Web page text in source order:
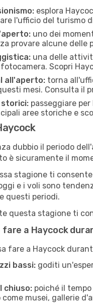
esplora
l'ufficio del turismo
uno dei
provare alcune delle
una delle
Scopri
all'aperto: torna
mesi. Consulta il
storici: passeggiare
aree storiche e
dubbio il periodo
è sicuramente il
stagione ti
e i voli sono
questi periodi.
questa stagione ti
a Haycock
fare a Haycock
bassi: goditi
chiuso: poiché il
musei, gallerie